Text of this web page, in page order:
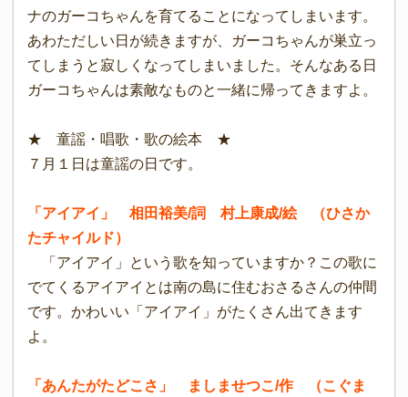
ナのガーコちゃんを育てることになってしまいます。
あわただしい日が続きますが、ガーコちゃんが巣立っ
てしまうと寂しくなってしまいました。そんなある日
ガーコちゃんは素敵なものと一緒に帰ってきますよ。
★ 童謡・唱歌・歌の絵本 ★
７月１日は童謡の日です。
「アイアイ」 相田裕美/詞 村上康成/絵 （ひさか
たチャイルド）
「アイアイ」という歌を知っていますか？この歌に
でてくるアイアイとは南の島に住むおさるさんの仲間
です。かわいい「アイアイ」がたくさん出てきます
よ。
「あんたがたどこさ」 ましませつこ/作 （こぐま